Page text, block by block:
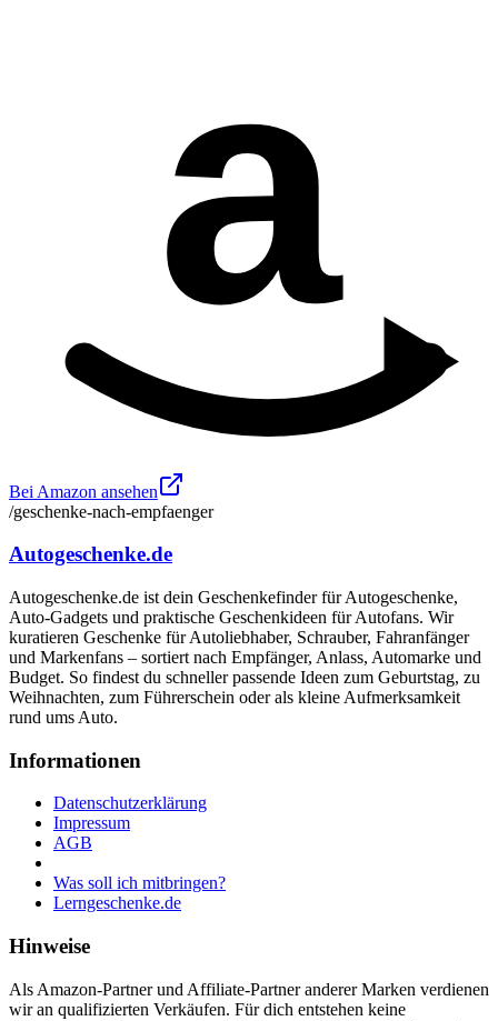
a
Bei Amazon ansehen
/geschenke-nach-empfaenger
Autogeschenke.de
Autogeschenke.de ist dein Geschenkefinder für Autogeschenke,
Auto-Gadgets und praktische Geschenkideen für Autofans. Wir
kuratieren Geschenke für Autoliebhaber, Schrauber, Fahranfänger
und Markenfans – sortiert nach Empfänger, Anlass, Automarke und
Budget. So findest du schneller passende Ideen zum Geburtstag, zu
Weihnachten, zum Führerschein oder als kleine Aufmerksamkeit
rund ums Auto.
Informationen
Datenschutzerklärung
Impressum
AGB
Was soll ich mitbringen?
Lerngeschenke.de
Hinweise
Als Amazon-Partner und Affiliate-Partner anderer Marken verdienen
wir an qualifizierten Verkäufen. Für dich entstehen keine